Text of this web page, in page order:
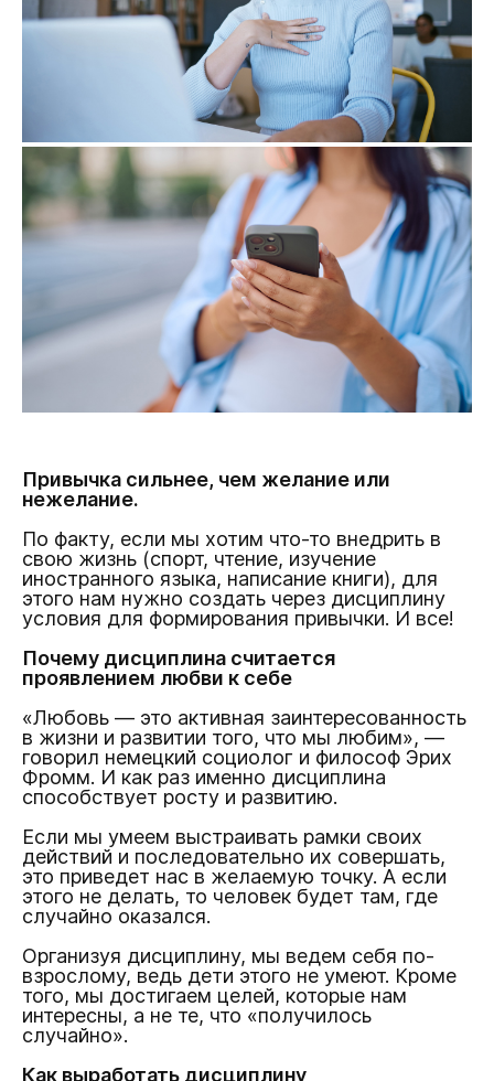
Привычка сильнее, чем желание или
нежелание.
По факту, если мы хотим что-то внедрить в
свою жизнь (спорт, чтение, изучение
иностранного языка, написание книги), для
этого нам нужно создать через дисциплину
условия для формирования привычки. И все!
Почему дисциплина считается
проявлением любви к себе
«Любовь — это активная заинтересованность
в жизни и развитии того, что мы любим», —
говорил немецкий социолог и философ Эрих
Фромм. И как раз именно дисциплина
способствует росту и развитию.
Если мы умеем выстраивать рамки своих
действий и последовательно их совершать,
это приведет нас в желаемую точку. А если
этого не делать, то человек будет там, где
случайно оказался.
Организуя дисциплину, мы ведем себя по-
взрослому, ведь дети этого не умеют. Кроме
того, мы достигаем целей, которые нам
интересны, а не те, что «получилось
случайно».
Как выработать дисциплину